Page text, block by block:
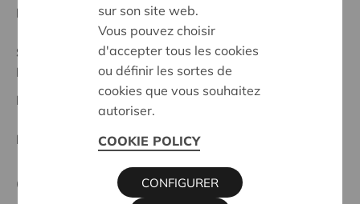
Date de début:11/02/2026
Statut:
Ieper-Poperinge
Date de décision:11/02/2026
Décision: Approuvé
Cera contact
sur son site web.
Vous pouvez choisir
d'accepter tous les cookies
ou définir les sortes de
cookies que vous souhaitez
autoriser.
COOKIE POLICY
CONFIGURER